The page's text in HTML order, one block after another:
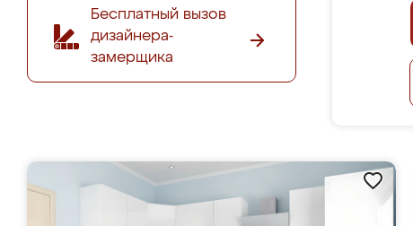
Бесплатный вызов
дизайнера-
замерщика